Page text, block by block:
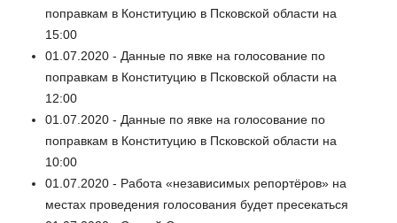
поправкам в Конституцию в Псковской области на
15:00
01.07.2020 - Данные по явке на голосование по
поправкам в Конституцию в Псковской области на
12:00
01.07.2020 - Данные по явке на голосование по
поправкам в Конституцию в Псковской области на
10:00
01.07.2020 - Работа «независимых репортёров» на
местах проведения голосования будет пресекаться